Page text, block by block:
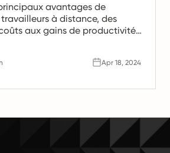
avantages de
à distance, des
aux gains de productivité.
Apr 18, 2024